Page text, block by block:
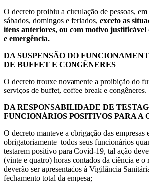
O decreto proibiu a circulação de pessoas,
sábados, domingos e feriados, exceto as
itens anteriores, ou com motivo justificável
e emergência.
DA SUSPENSÃO DO
DE BUFFET E CONGÊNERES
O decreto trouxe novamente a proibição do
serviços de buffet, coffee break e congêneres.
DA RESPONSABILIDADE DE
FUNCIONÁRIOS POSITIVOS PARA A
O decreto manteve a obrigação das empresas
obrigatoriamente todos seus funcionários
testarem positivo para Covid-19, tal ação
(vinte e quatro) horas contados da ciência e o
deverão ser apresentados à Vigilância
fechamento total da empesa;